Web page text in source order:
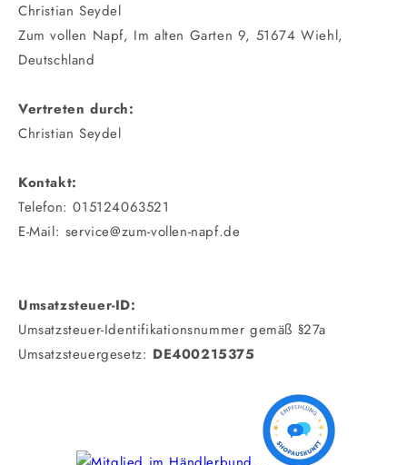
Christian Seydel
Zum vollen Napf, Im alten Garten 9, 51674 Wiehl,
Deutschland
Vertreten durch:
Christian Seydel
Kontakt:
Telefon: 015124063521
E-Mail: service@zum-vollen-napf.de
Umsatzsteuer-ID:
Umsatzsteuer-Identifikationsnummer gemäß §27a
Umsatzsteuergesetz: DE400215375